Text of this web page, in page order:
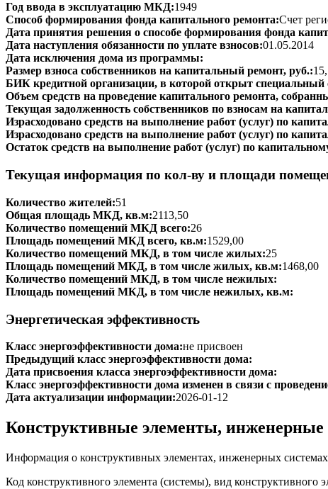
Год ввода в эксплуатацию МКД:1949
Способ формирования фонда капитального ремонта:Счет
Дата принятия решения о способе формирования фонда
Дата наступления обязанности по уплате взносов:01.05.2014
Дата исключения дома из программы:
Размер взноса собственников на капитальный ремонт, руб.:
БИК кредитной организации, в которой открыт
Объем средств на проведение капитального ремонта,
Текущая задолженность собственников по взносам на
Израсходовано средств на выполнение работ (услуг) по
Израсходовано средств на выполнение работ (услуг) по
Остаток средств на выполнение работ (услуг) по
Текущая информация по кол-ву и площади
Количество жителей:51
Общая площадь МКД, кв.м:2113,50
Количество помещений МКД всего:26
Площадь помещений МКД всего, кв.м:1529,00
Количество помещений МКД, в том числе жилых:25
Площадь помещений МКД, в том числе жилых, кв.м:1468,00
Количество помещений МКД, в том числе нежилых:
Площадь помещений МКД, в том числе нежилых, кв.м:
Энергетическая эффективность
Класс энергоэффективности дома:не присвоен
Предыдущий класс энергоэффективности дома:
Дата присвоения класса энергоэффективности дома:
Класс энергоэффективности дома изменен в связи с
Дата актуализации информации:2026-01-12
Конструктивные элементы,
Информация о конструктивных элементах, инженерных
Код конструктивного элемента (системы), вид